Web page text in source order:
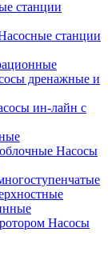
станции
станции
дренажные и
ин-лайн с
Насосы
Насосы